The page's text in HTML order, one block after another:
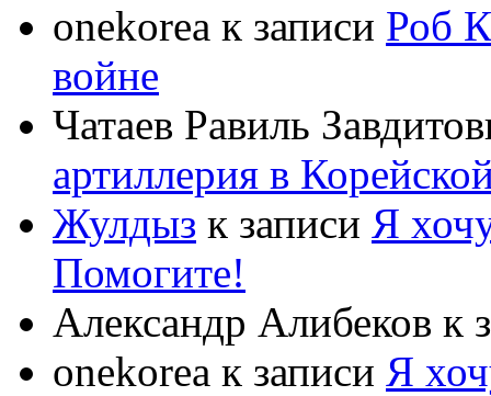
onekorea к записи Роб
войне
Чатаев Равиль
артиллерия в
Жулдыз к записи Я
Помогите!
Александр Алибеков к
onekorea к записи Я